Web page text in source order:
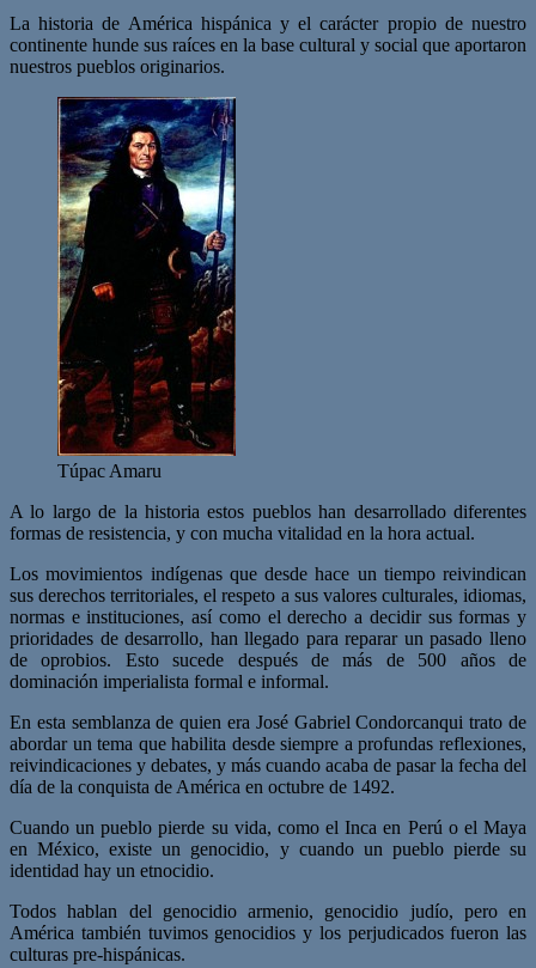
La historia de América hispánica y el carácter propio de nuestro
continente hunde sus raíces en la base cultural y social que aportaron
nuestros pueblos originarios.
Túpac Amaru
A lo largo de la historia estos pueblos han desarrollado diferentes
formas de resistencia, y con mucha vitalidad en la hora actual.
Los movimientos indígenas que desde hace un tiempo reivindican
sus derechos territoriales, el respeto a sus valores culturales, idiomas,
normas e instituciones, así como el derecho a decidir sus formas y
prioridades de desarrollo, han llegado para reparar un pasado lleno
de oprobios. Esto sucede después de más de 500 años de
dominación imperialista formal e informal.
En esta semblanza de quien era José Gabriel Condorcanqui trato de
abordar un tema que habilita desde siempre a profundas reflexiones,
reivindicaciones y debates, y más cuando acaba de pasar la fecha del
día de la conquista de América en octubre de 1492.
Cuando un pueblo pierde su vida, como el Inca en Perú o el Maya
en México, existe un genocidio, y cuando un pueblo pierde su
identidad hay un etnocidio.
Todos hablan del genocidio armenio, genocidio judío, pero en
América también tuvimos genocidios y los perjudicados fueron las
culturas pre-hispánicas.